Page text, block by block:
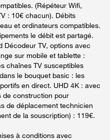
(Répéteur Wifi,
: 10€ chacun). Débits
et ordinateurs compatibles.
le débit est partagé.
Décodeur TV, options avec
sur mobile et tablette :
chaînes TV susceptibles
le bouquet basic : les
en direct. UHD 4K : avec
de construction pour
de déplacement technicien
de la souscription) : 119€.
à conditions avec